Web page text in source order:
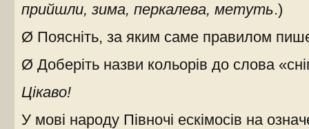
прийшли, зима, перкалева, метуть.)
Ø Поясніть, за яким саме правилом
Ø Доберіть назви кольорів до слова
Цікаво!
У мові народу Півночі ескімосів на